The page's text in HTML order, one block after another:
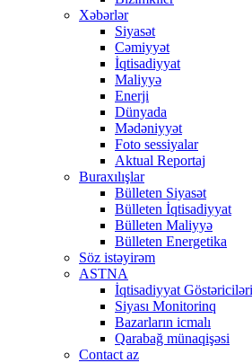
Xəbərlər
Siyasət
Cəmiyyət
İqtisadiyyat
Maliyyə
Enerji
Dünyada
Mədəniyyət
Foto sessiyalar
Aktual Reportaj
Buraxılışlar
Bülleten Siyasət
Bülleten İqtisadiyyat
Bülleten Maliyyə
Bülleten Energetika
Söz istəyirəm
ASTNA
İqtisadiyyat Göstəriciləri
Siyası Monitorinq
Bazarların icmalı
Qarabağ münaqişəsi
Contact az